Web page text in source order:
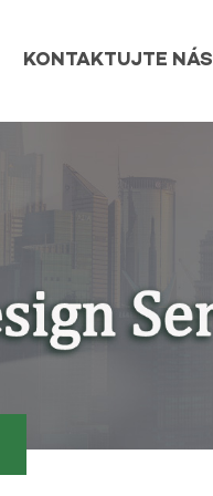
KONTAKTUJTE NÁS